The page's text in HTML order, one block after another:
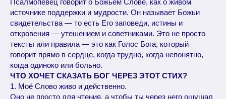
Псалмопевец говорит о Божьем Слове, как о живом
источнике поддержки и мудрости. Он называет Божьи
свидетельства — то есть Его заповеди, истины и
откровения — утешением и советниками. Это не просто
тексты или правила — это как Голос Бога, который
говорит прямо в сердце, когда трудно, когда непонятно,
когда одиноко или больно.
ЧТО ХОЧЕТ СКАЗАТЬ БОГ ЧЕРЕЗ ЭТОТ СТИХ?
1. Моё Слово живо и действенно.
Оно не просто для чтения, а чтобы ты через него ощущал